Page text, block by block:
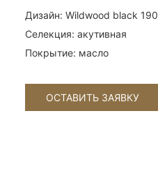
Дизайн: Wildwood black 190
Селекция: акутивная
Покрытие: масло